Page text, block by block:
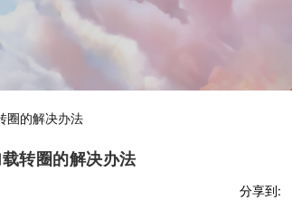
圈的解决办法
转圈的解决办法
分享到: